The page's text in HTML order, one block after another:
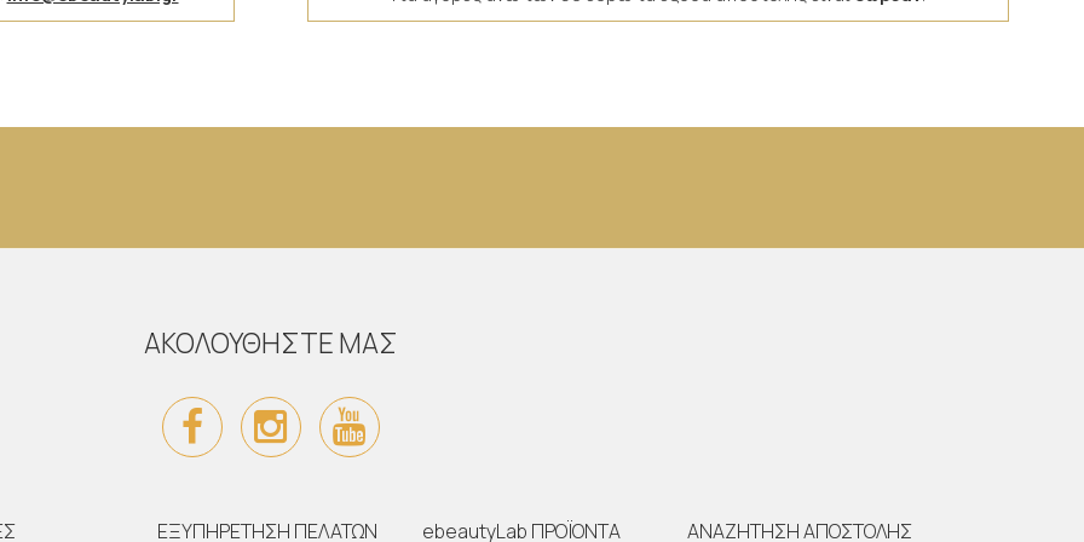
ΑΚΟΛΟΥΘΗΣΤΕ ΜΑΣ
ΕΞΥΠΗΡΕΤΗΣΗ ΠΕΛΑΤΩΝ ebeautyLab ΠΡΟΪΟΝΤΑ ΑΝΑΖΗΤΗΣΗ ΑΠΟΣΤΟΛΗΣ